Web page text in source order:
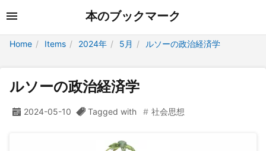
本のブックマーク
Home Items 2024年 5月 ルソーの政治経済学
ルソーの政治経済学
2024-05-10 Tagged with 社会思想